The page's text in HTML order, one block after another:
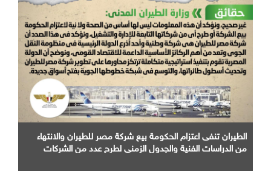
الطيران تنفى اعتزام الحكومة بيع شركة مصر للطيران والانتهاء
من الدراسات الفنية والجدول الزمني لطرح عدد من الشركات